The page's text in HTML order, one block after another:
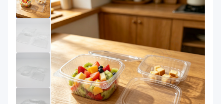
221340
221360
烤箱袋
221330
SE53
热收缩
袋
拉伸膜
产品卖点：透明度高、安全性高、连体设计
应用场景：主要用于盛装水果、沙拉、零食等食物的包装
￥0.4
商品参数
连体托盒
主要材质
PET
157